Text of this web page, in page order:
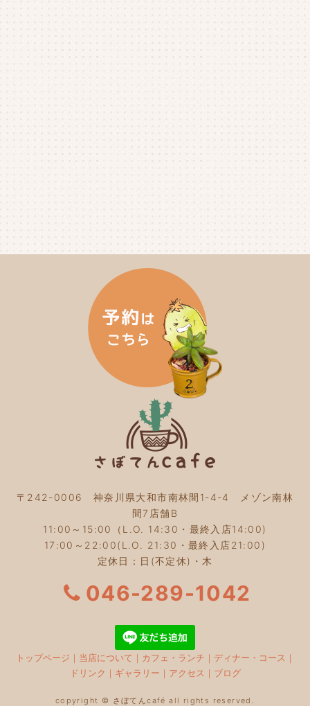
2025年8月
(4)
2024年12月
2024年7月
2024年4月
(4)
(5)
2024年2月(5)
2024年1月(3)
2023年12月(4)
2023年11月(4)
2023年10月(5)
2023年9月(2)
2023年8月
2023年7月(4)
2023年6月(5)
2023年5月 (2)
2023年4月 (2)
2023年2月(4)
2023年1月(3)
2022年12月(4)
2022年11月(4)
2022年10月 (4)
2022年8月(3)
2022年6月(3)
2022年5月(3)
2022年4月(5)
2022年3月 (3)
〒242-0006 神奈川県大和市南林間1-4-4 メゾン南林
間7店舗B
11:00～15:00（L.O. 14:30・最終入店14:00)
17:00～22:00(L.O. 21:30・最終入店21:00)
定休日：日(不定休)・木
046-289-1042
トップページ ｜ 当店について ｜ カフェ・ランチ ｜ ディナー・コース ｜
ドリンク ｜ ギャラリー ｜ アクセス ｜ ブログ
copyright © さぼてんcafé all rights reserved.